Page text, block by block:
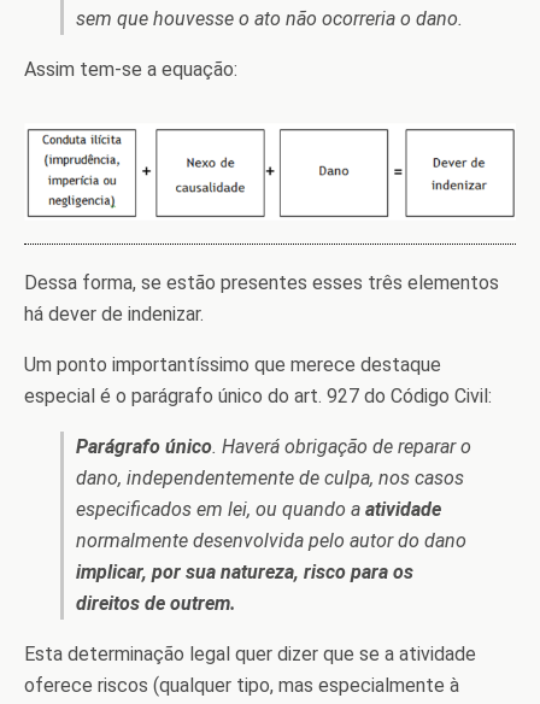
sem que houvesse o ato não ocorreria o dano.
Assim tem-se a equação:
Dessa forma, se estão presentes esses três elementos
há dever de indenizar.
Um ponto importantíssimo que merece destaque
especial é o parágrafo único do art. 927 do Código Civil:
Parágrafo único. Haverá obrigação de reparar o
dano, independentemente de culpa, nos casos
especificados em lei, ou quando a atividade
normalmente desenvolvida pelo autor do dano
implicar, por sua natureza, risco para os
direitos de outrem.
Esta determinação legal quer dizer que se a atividade
oferece riscos (qualquer tipo, mas especialmente à